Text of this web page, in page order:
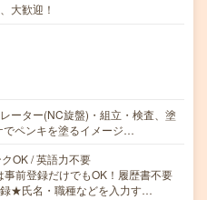
大歓迎！
ーター(NC旋盤)・組立・検査、塗
でペンキを塗るイメージ…
OK / 英語力不要
前登録だけでもOK！履歴書不要
★氏名・職種などを入力す…